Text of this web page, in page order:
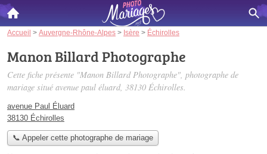
Accueil > Auvergne-Rhône-Alpes > Isère > Échirolles
Manon Billard Photographe
Cette fiche présente "Manon Billard Photographe", photographe de
mariage situé avenue paul éluard, 38130 Échirolles.
avenue Paul Éluard
38130 Échirolles
📞 Appeler cette photographe de mariage